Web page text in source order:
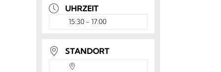
UHRZEIT
15:30 - 17:00
STANDORT